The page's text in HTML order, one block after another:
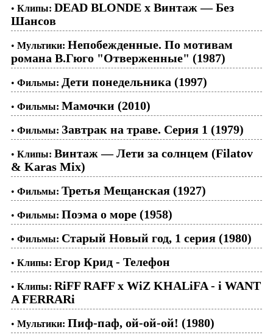
• Клипы: DEAD BLONDE x Винтаж — Без
Шансов
• Мультики: Непобежденные. По мотивам
романа В.Гюго "Отверженные" (1987)
• Фильмы: Дети понедельника (1997)
• Фильмы: Мамочки (2010)
• Фильмы: Завтрак на траве. Серия 1 (1979)
• Клипы: Винтаж — Лети за солнцем (Filatov
& Karas Mix)
• Фильмы: Третья Мещанская (1927)
• Фильмы: Поэма о море (1958)
• Фильмы: Старый Новый год, 1 серия (1980)
• Клипы: Егор Крид - Телефон
• Клипы: RiFF RAFF x WiZ KHALiFA - i WANT
A FERRARi
• Мультики: Пиф-паф, ой-ой-ой! (1980)